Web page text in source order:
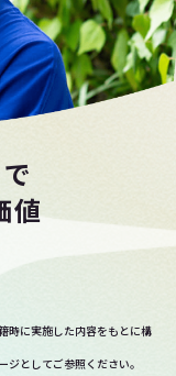
値
時に実施した内容をもとに構
としてご参照ください。